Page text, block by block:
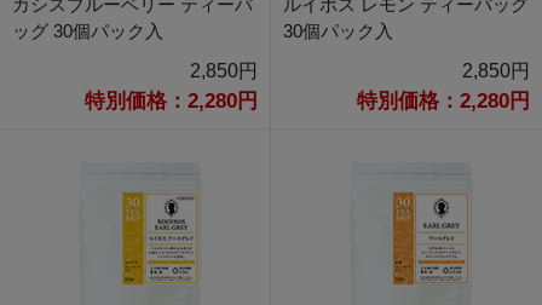
カシスブルーベリー ティーバ
ッグ 30個パック入
2,850円
特別価格：2,280円
ルイボス レモン ティーバッグ
30個パック入
2,850円
特別価格：2,280円